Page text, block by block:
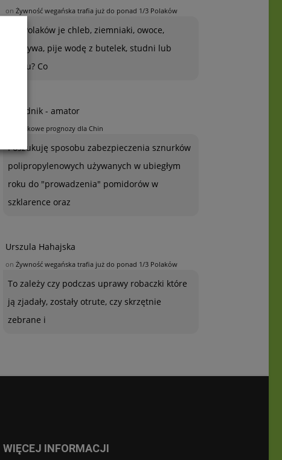
on Żywność wegańska trafia już do ponad 1/3 Polaków
1/3 Polaków je chleb, ziemniaki, owoce,
warzywa, pije wodę z butelek, studni lub
kranu? Co
Ogrodnik - amator
Jabłkowe prognozy dla Chin
Poszukuję sposobu zabezpieczenia sznurków
polipropylenowych używanych w ubiegłym
roku do "prowadzenia" pomidorów w
szklarence oraz
Urszula Hahajska
on Żywność wegańska trafia już do ponad 1/3 Polaków
To zależy czy podczas uprawy robaczki które
ją zjadały, zostały otrute, czy skrzętnie
zebrane i
WIĘCEJ INFORMACJI